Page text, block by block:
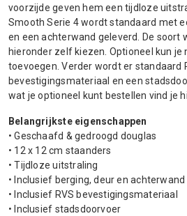
voorzijde geven hem een tijdloze
Smooth Serie 4 wordt standaard met
en een achterwand geleverd. De soort
hieronder zelf kiezen. Optioneel kun je
toevoegen. Verder wordt er standaard
bevestigingsmateriaal en een
wat je optioneel kunt bestellen vind je
Belangrijkste eigenschappen
• Geschaafd & gedroogd douglas
• 12 x 12 cm staanders
• Tijdloze uitstraling
• Inclusief berging, deur en achterwand
• Inclusief RVS bevestigingsmateriaal
• Inclusief stadsdoorvoer